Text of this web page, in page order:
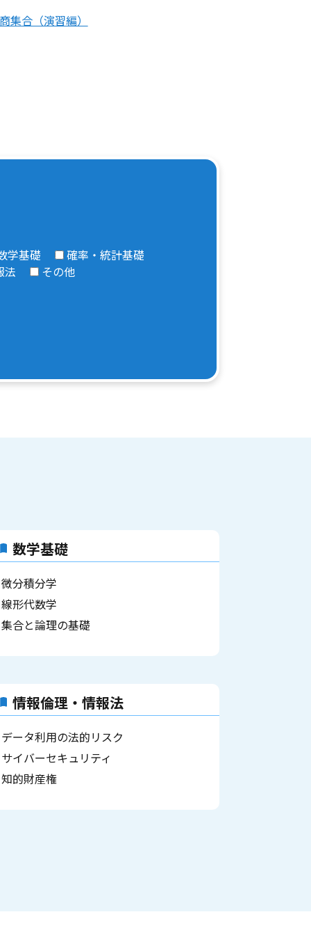
集合（演習編）
学基礎
確率・統計基礎
法
その他
数学基礎
微分積分学
線形代数学
集合と論理の基礎
情報倫理・情報法
データ利用の法的リスク
サイバーセキュリティ
知的財産権